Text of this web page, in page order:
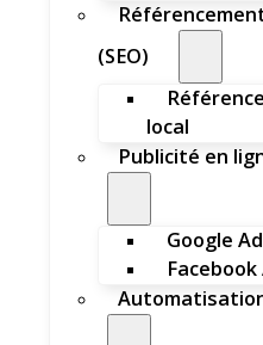
(SEO)
local
Publicité en
Google
Facebook